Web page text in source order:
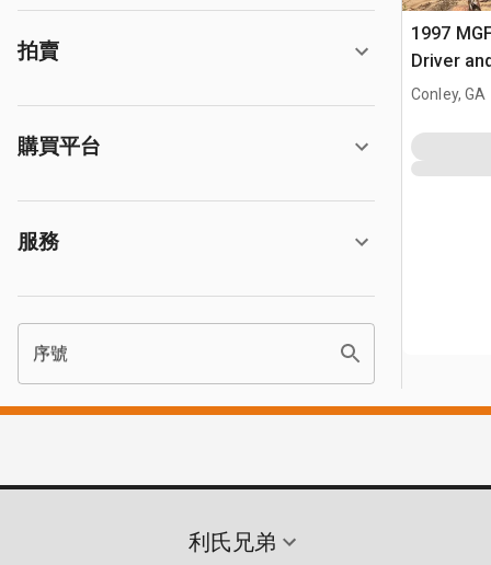
拍賣
購買平台
服務
序號
1997
Driver
Conley, GA
利氏兄弟